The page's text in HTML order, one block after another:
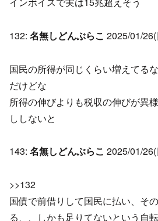
132: 名無しどんぶらこ 2025/01/
国民の所得が同じくらい増えてる
だけどな
所得の伸びよりも税収の伸びが異
ししないと
143: 名無しどんぶらこ 2025/01/
>>132
国債で前借りして国民に払い、そ
る、、しかも足りてないという自